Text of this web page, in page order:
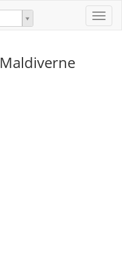
Toggle
Maldiverne